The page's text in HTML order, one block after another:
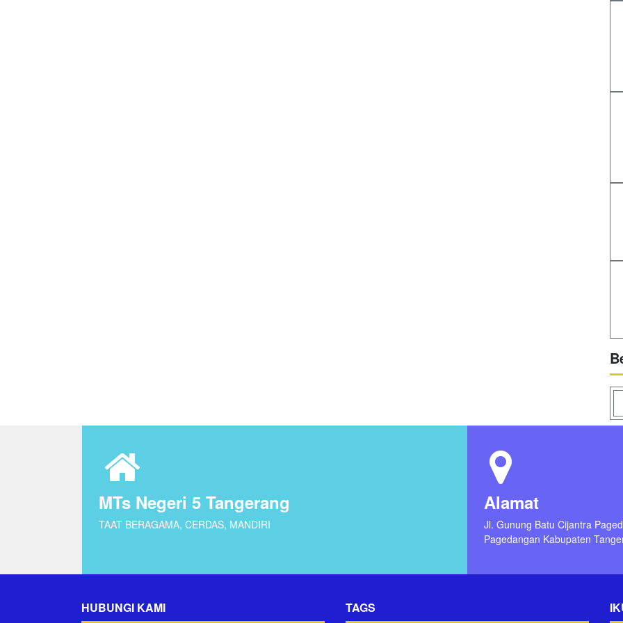
MTs Negeri 5 Tangerang
TAAT BERAGAMA, CERDAS, MANDIRI
Alamat
Jl. Gunung Batu Cijantra
Pagedangan Kabupaten
HUBUNGI KAMI TAGS